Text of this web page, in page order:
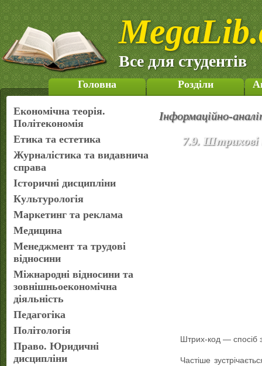
Все для студентів
Головна Розділи
Економічна теорія.
Політекономія
Етика та естетика
Журналістика та видавнича
справа
Історичні дисципліни
Культурологія
Маркетинг та реклама
Медицина
Менеджмент та трудові
відносини
Міжнародні відносини та
зовнішньоекономічна
діяльність
Педагогіка
Політологія
Право. Юридичні
дисципліни
Інформаційно-
7.9. Штрихові
Штрих-код — спосіб
Частіше